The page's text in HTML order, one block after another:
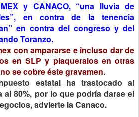
y CANACO, “una lluvia de
en contra de la tenencia
en contra del congreso y del
Toranzo.
con ampararse e incluso dar de
en SLP y plaqueralos en otras
se cobre éste gravamen.
estatal ha trastocado al
al 80%, por lo que podría darse el
advierte la Canaco.